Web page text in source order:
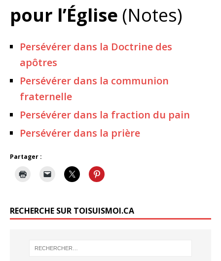
pour l’Église (Notes)
Persévérer dans la Doctrine des
apôtres
Persévérer dans la communion
fraternelle
Persévérer dans la fraction du pain
Persévérer dans la prière
Partager :
RECHERCHE SUR TOISUISMOI.CA